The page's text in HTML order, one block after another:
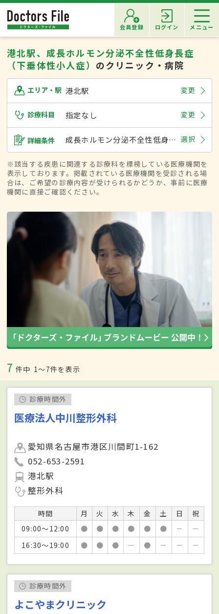
会員登録 ログイン メニュー
港北駅、成長ホルモン分泌不全性低身長症
（下垂体性小人症） のクリニック・病院
エリア・駅 港北駅 変更
診療科目 指定なし 変更
詳細条件 成長ホルモン分泌不全性低身長症（下垂体性小人症） 選択
※該当する疾患に関連する診療科を標榜している医療機関を
表示しております。掲載されている医療機関を受診される場
合は、ご希望の診療内容が受けられるかどうか、事前に医療
機関に直接ご確認ください。
7 件中 1〜7件を表示
診療時間外
医療法人中川整形外科
愛知県名古屋市港区川間町1-162
052-653-2591
港北駅
整形外科
時間 月 火 水 木 金 土 日
祝
09:00～12:00
● ● ● ● ● ● －
－
16:30～19:00
● ● ● － ● － － －
診療時間外
よこやまクリニック